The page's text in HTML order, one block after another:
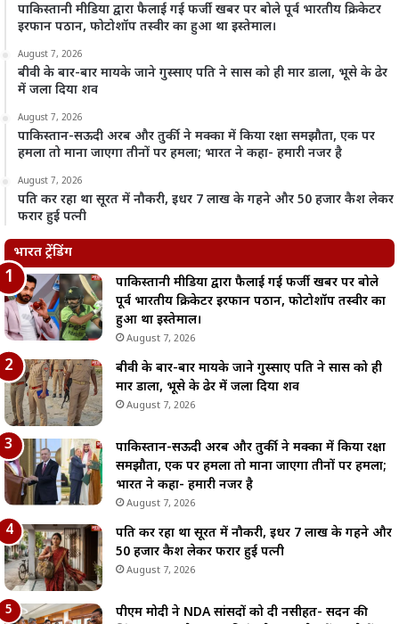
पाकिस्तानी मीडिया द्वारा फैलाई गई फर्जी खबर पर बोले पूर्व भारतीय क्रिकेटर
इरफान पठान, फोटोशॉप तस्वीर का हुआ था इस्तेमाल।
August 7, 2026
बीवी के बार-बार मायके जाने गुस्साए पति ने सास को ही मार डाला, भूसे के ढेर
में जला दिया शव
August 7, 2026
पाकिस्तान-सऊदी अरब और तुर्की ने मक्का में किया रक्षा समझौता, एक पर
हमला तो माना जाएगा तीनों पर हमला; भारत ने कहा- हमारी नजर है
August 7, 2026
पति कर रहा था सूरत में नौकरी, इधर 7 लाख के गहने और 50 हजार कैश लेकर
फरार हुई पत्नी
भारत ट्रेंडिंग
पाकिस्तानी मीडिया द्वारा फैलाई गई फर्जी खबर पर बोले
पूर्व भारतीय क्रिकेटर इरफान पठान, फोटोशॉप तस्वीर का
हुआ था इस्तेमाल।
August 7, 2026
बीवी के बार-बार मायके जाने गुस्साए पति ने सास को ही
मार डाला, भूसे के ढेर में जला दिया शव
August 7, 2026
पाकिस्तान-सऊदी अरब और तुर्की ने मक्का में किया रक्षा
समझौता, एक पर हमला तो माना जाएगा तीनों पर हमला;
भारत ने कहा- हमारी नजर है
August 7, 2026
पति कर रहा था सूरत में नौकरी, इधर 7 लाख के गहने और
50 हजार कैश लेकर फरार हुई पत्नी
August 7, 2026
पीएम मोदी ने NDA सांसदों को दी नसीहत- सदन की